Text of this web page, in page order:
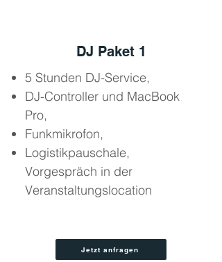
DJ Paket 1
5 Stunden DJ-Service,
DJ-Controller und MacBook
Pro,
Funkmikrofon,
Logistikpauschale,
Vorgespräch in der
Veranstaltungslocation
Jetzt anfragen